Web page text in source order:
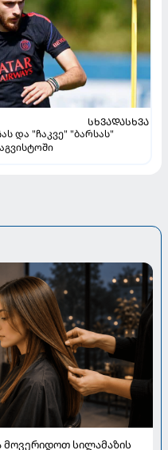
ᲡᲮᲕᲐᲓᲐᲡᲮᲕᲐ
მოვერიდოთ სილამაზის